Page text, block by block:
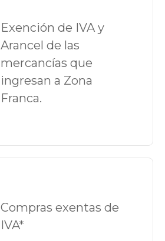
Exención de IVA y
Arancel de las
mercancías que
ingresan a Zona
Franca.
Compras exentas de
IVA*